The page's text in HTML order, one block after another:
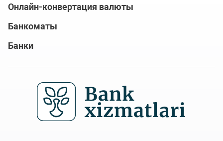
Онлайн-конвертация валюты
Банкоматы
Банки